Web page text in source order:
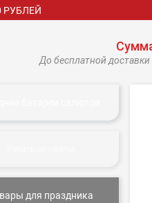
РУБЛЕЙ
До бесплатной доставки
для праздника